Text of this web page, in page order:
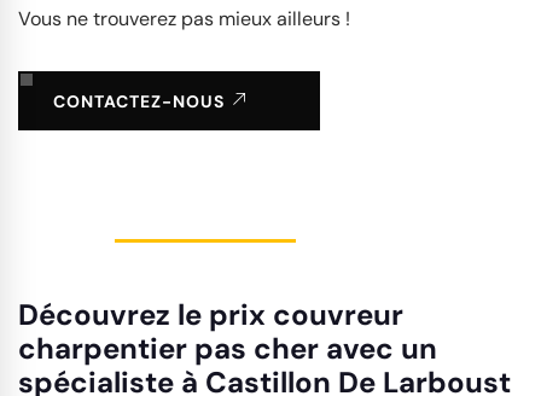
Vous ne trouverez pas mieux ailleurs !
CONTACTEZ-NOUS
Découvrez le prix couvreur
charpentier pas cher avec un
spécialiste à Castillon De Larboust